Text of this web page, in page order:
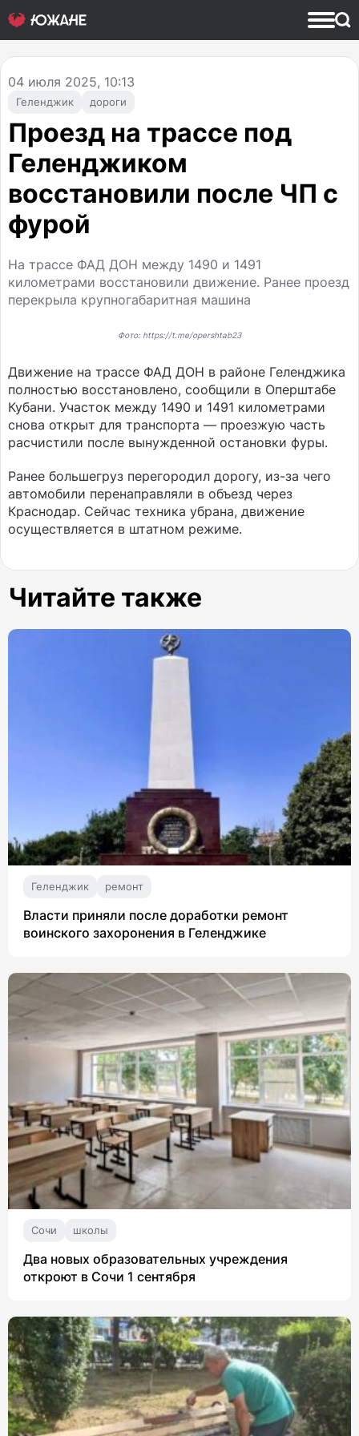
Геленджик дороги
04 июля 2025, 10:13
Проезд на трассе под
Геленджиком
восстановили после ЧП с
фурой
На трассе ФАД ДОН между 1490 и 1491
километрами восстановили движение. Ранее проезд
перекрыла крупногабаритная машина
Фото: https://t.me/opershtab23
Движение на трассе ФАД ДОН в районе Геленджика
полностью восстановлено, сообщили в Оперштабе
Кубани. Участок между 1490 и 1491 километрами
снова открыт для транспорта — проезжую часть
расчистили после вынужденной остановки фуры.
Ранее большегруз перегородил дорогу, из-за чего
автомобили перенаправляли в объезд через
Краснодар. Сейчас техника убрана, движение
осуществляется в штатном режиме.
Читайте также
Геленджик ремонт
Власти приняли после доработки ремонт
воинского захоронения в Геленджике
Сочи школы
Два новых образовательных учреждения
откроют в Сочи 1 сентября